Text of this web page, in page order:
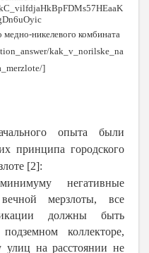
никелевого комбината
kak_v_norilske_na
]
опыта были
принципа городского
[2]:
негативные
мерзлоты, все
должны быть
коллекторе,
улиц на расстоянии не